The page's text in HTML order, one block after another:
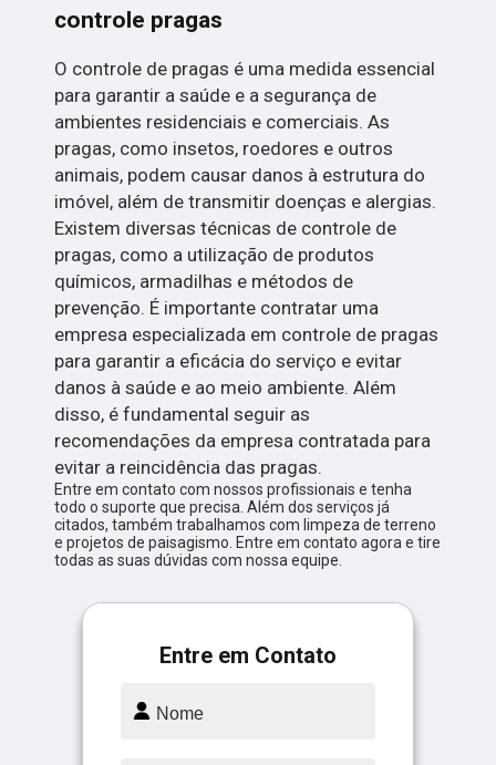
controle pragas
O controle de pragas é uma medida essencial
para garantir a saúde e a segurança de
ambientes residenciais e comerciais. As
pragas, como insetos, roedores e outros
animais, podem causar danos à estrutura do
imóvel, além de transmitir doenças e alergias.
Existem diversas técnicas de controle de
pragas, como a utilização de produtos
químicos, armadilhas e métodos de
prevenção. É importante contratar uma
empresa especializada em controle de pragas
para garantir a eficácia do serviço e evitar
danos à saúde e ao meio ambiente. Além
disso, é fundamental seguir as
recomendações da empresa contratada para
evitar a reincidência das pragas.
Entre em contato com nossos profissionais e tenha
todo o suporte que precisa. Além dos serviços já
citados, também trabalhamos com limpeza de terreno
e projetos de paisagismo. Entre em contato agora e tire
todas as suas dúvidas com nossa equipe.
Entre em Contato